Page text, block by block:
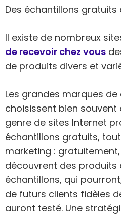
Des échantillons
Il existe de nombreux
de recevoir chez vous
de produits divers et
Les grandes marques
choisissent bien
genre de sites Internet
échantillons gratuits,
marketing :
découvrent des produits
échantillons, qui
de futurs clients fidèles
auront testé. Une